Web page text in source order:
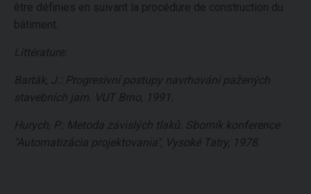
être définies en suivant la procédure de construction du
bâtiment.
Littérature:
Barták, J.: Progresivní postupy navrhování pažených
stavebních jam. VUT Brno, 1991.
Hurych, P.: Metoda závislých tlaků. Sborník konference
"Automatizácia projektovania", Vysoké Tatry, 1978.